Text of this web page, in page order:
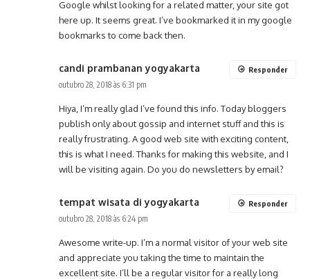
Google whilst looking for a related matter, your site got
here up. It seems great. I’ve bookmarked it in my google
bookmarks to come back then.
candi prambanan yogyakarta
outubro 28, 2018 às 6:31 pm
Hiya, I’m really glad I’ve found this info. Today bloggers
publish only about gossip and internet stuff and this is
really frustrating. A good web site with exciting content,
this is what I need. Thanks for making this website, and I
will be visiting again. Do you do newsletters by email?
Responder
tempat wisata di yogyakarta
outubro 28, 2018 às 6:24 pm
Awesome write-up. I’m a normal visitor of your web site
and appreciate you taking the time to maintain the
excellent site. I’ll be a regular visitor for a really long
Responder